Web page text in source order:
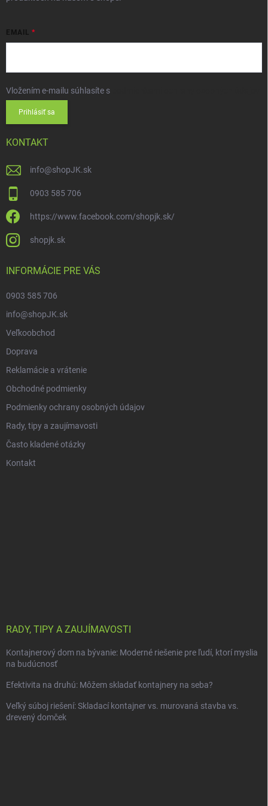
EMAIL
Vložením e-mailu súhlasíte s
Prihlásiť sa
KONTAKT
info@shopJK.sk
0903 585 706
https://www.facebook.com/shopjk.sk/
shopjk.sk
INFORMÁCIE PRE VÁS
0903 585 706
info@shopJK.sk
Veľkoobchod
Doprava
Reklamácie a vrátenie
Obchodné podmienky
Podmienky ochrany osobných údajov
Rady, tipy a zaujímavosti
Často kladené otázky
Kontakt
RADY, TIPY A ZAUJÍMAVOSTI
Kontajnerový dom na bývanie: Moderné riešenie pre ľudí, ktorí myslia
na budúcnosť
Efektivita na druhú: Môžem skladať kontajnery na seba?
Veľký súboj riešení: Skladací kontajner vs. murovaná stavba vs.
drevený domček